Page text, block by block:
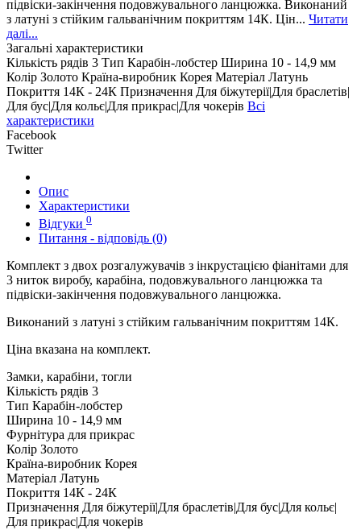
підвіски-закінчення подовжувального ланцюжка. Виконаний
з латуні з стійким гальванічним покриттям 14К. Цін... Читати
далі...
Загальні характеристики
Кількість рядів 3 Тип Карабін-лобстер Ширина 10 - 14,9 мм
Колір Золото Країна-виробник Корея Матеріал Латунь
Покриття 14К - 24К Призначення Для біжутерії|Для браслетів|
Для бус|Для кольє|Для прикрас|Для чокерів Всі
характеристики
Facebook
Twitter
Опис
Характеристики
Відгуки 0
Питання - відповідь (0)
Комплект з двох розгалужувачів з інкрустацією фіанітами для
3 ниток виробу, карабіна, подовжувального ланцюжка та
підвіски-закінчення подовжувального ланцюжка.
Виконаний з латуні з стійким гальванічним покриттям 14К.
Ціна вказана на комплект.
Замки, карабіни, тогли
Кількість рядів 3
Тип Карабін-лобстер
Ширина 10 - 14,9 мм
Фурнітура для прикрас
Колір Золото
Країна-виробник Корея
Матеріал Латунь
Покриття 14К - 24К
Призначення Для біжутерії|Для браслетів|Для бус|Для кольє|
Для прикрас|Для чокерів